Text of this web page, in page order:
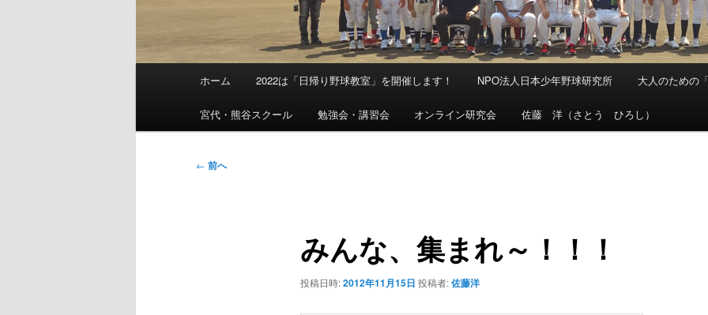
メ
ホーム 2022は「日帰り野球教室」を開催します！ NPO法人日本少年野球研究所 大人のための
宮代・熊谷スクール 勉強会・講習会 オンライン研究会 佐藤 洋（さとう ひろし）
投
← 前へ
みんな、集まれ～！！！
投稿日時:2012年11月15日 投稿者:佐藤洋